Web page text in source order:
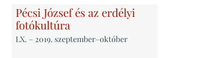
Pécsi József és az erdélyi
fotókultúra
LX. – 2019. szeptember–október